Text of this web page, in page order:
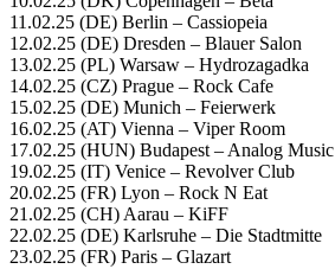
11.02.25 (DE) Berlin – Cassiopeia
12.02.25 (DE) Dresden – Blauer Salon
13.02.25 (PL) Warsaw – Hydrozagadka
14.02.25 (CZ) Prague – Rock Cafe
15.02.25 (DE) Munich – Feierwerk
16.02.25 (AT) Vienna – Viper Room
17.02.25 (HUN) Budapest – Analog
19.02.25 (IT) Venice – Revolver Club
20.02.25 (FR) Lyon – Rock N Eat
21.02.25 (CH) Aarau – KiFF
22.02.25 (DE) Karlsruhe – Die Stadtmitte
23.02.25 (FR) Paris – Glazart